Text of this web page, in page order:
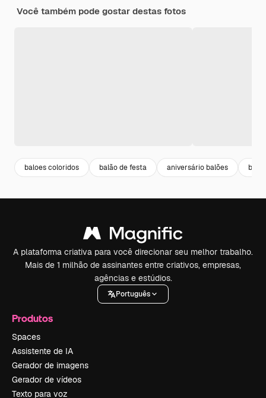
Você também pode gostar destas fotos
baloes coloridos balão de festa aniversário balões
A plataforma criativa para você direcionar seu melhor trabalho.
Mais de 1 milhão de assinantes entre criativos, empresas,
agências e estúdios.
Português
Produtos
Spaces
Assistente de IA
Gerador de imagens
Gerador de vídeos
Texto para voz